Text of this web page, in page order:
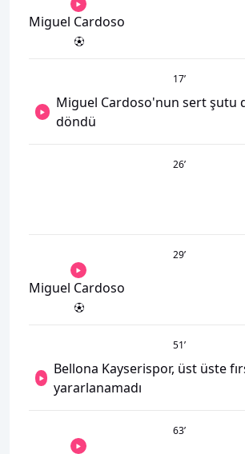
Miguel Cardoso
17’
Miguel Cardoso'nun sert şutu
döndü
26’
29’
Miguel Cardoso
51’
Bellona Kayserispor, üst üste
yararlanamadı
63’